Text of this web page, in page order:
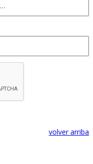
volver arriba